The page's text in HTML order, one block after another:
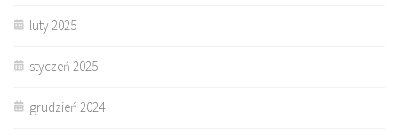
luty 2025
styczeń 2025
grudzień 2024